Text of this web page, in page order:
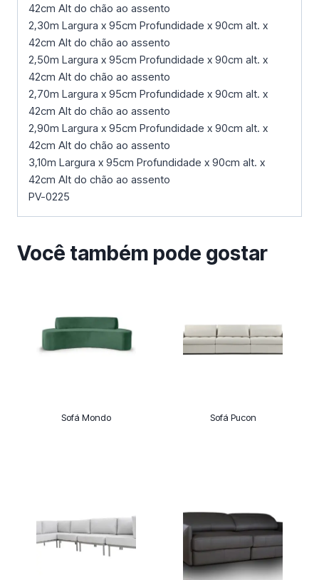
42cm Alt do chão ao assento
2,30m Largura x 95cm Profundidade x 90cm alt. x
42cm Alt do chão ao assento
2,50m Largura x 95cm Profundidade x 90cm alt. x
42cm Alt do chão ao assento
2,70m Largura x 95cm Profundidade x 90cm alt. x
42cm Alt do chão ao assento
2,90m Largura x 95cm Profundidade x 90cm alt. x
42cm Alt do chão ao assento
3,10m Largura x 95cm Profundidade x 90cm alt. x
42cm Alt do chão ao assento
PV-0225
Você também pode gostar
Sofá Mondo Sofá Pucon